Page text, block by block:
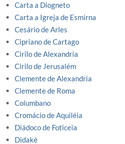
Carta a Diogneto
Carta a Igreja de Esmirna
Cesário de Arles
Cipriano de Cartago
Cirilo de Alexandria
Cirilo de Jerusalém
Clemente de Alexandria
Clemente de Roma
Columbano
Cromácio de Aquiléia
Diádoco de Foticeia
Didaké